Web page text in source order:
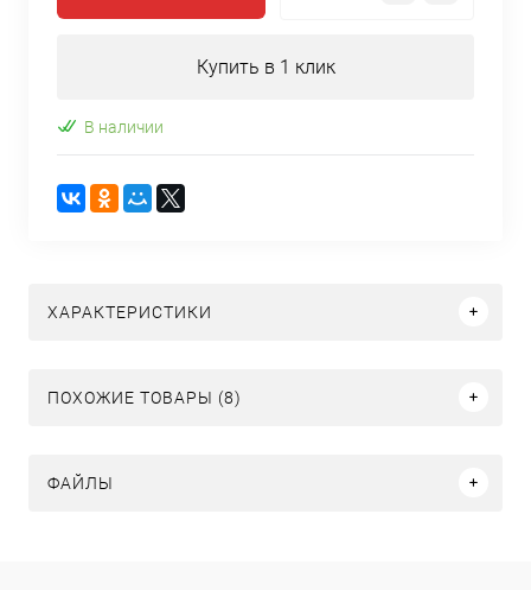
Купить в 1 клик
В наличии
ХАРАКТЕРИСТИКИ
ПОХОЖИЕ ТОВАРЫ (8)
ФАЙЛЫ